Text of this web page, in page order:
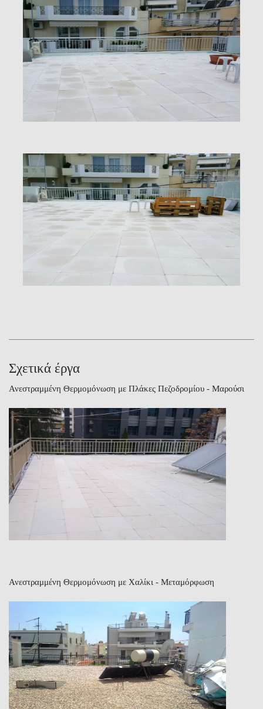
Σχετικά έργα
Ανεστραμμένη Θερμομόνωση με Πλάκες Πεζοδρομίου - Μαρούσι
Ανεστραμμένη Θερμομόνωση με Χαλίκι - Μεταμόρφωση